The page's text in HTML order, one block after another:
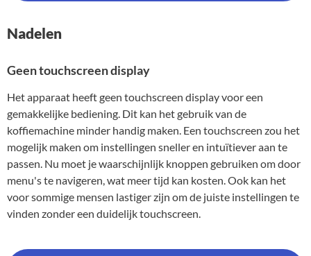
Nadelen
Geen touchscreen display
Het apparaat heeft geen touchscreen display voor een
gemakkelijke bediening. Dit kan het gebruik van de
koffiemachine minder handig maken. Een touchscreen zou het
mogelijk maken om instellingen sneller en intuïtiever aan te
passen. Nu moet je waarschijnlijk knoppen gebruiken om door
menu's te navigeren, wat meer tijd kan kosten. Ook kan het
voor sommige mensen lastiger zijn om de juiste instellingen te
vinden zonder een duidelijk touchscreen.